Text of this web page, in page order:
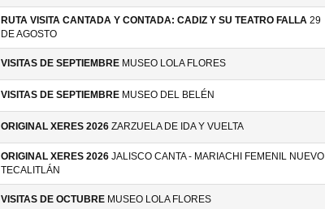
RUTA VISITA CANTADA Y CONTADA: CADIZ Y SU TEATRO FALLA 29
DE AGOSTO
VISITAS DE SEPTIEMBRE MUSEO LOLA FLORES
VISITAS DE SEPTIEMBRE MUSEO DEL BELÉN
ORIGINAL XERES 2026 ZARZUELA DE IDA Y VUELTA
ORIGINAL XERES 2026 JALISCO CANTA - MARIACHI FEMENIL NUEVO
TECALITLÁN
VISITAS DE OCTUBRE MUSEO LOLA FLORES